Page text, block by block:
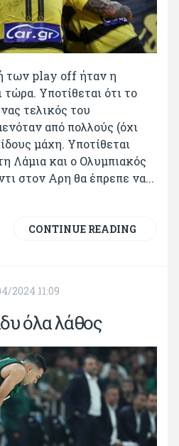
των play off ήταν η
Υποτίθεται ότι το
τελικός του
από πολλούς (όχι
μάχη. Υποτίθεται
Λάμια και ο Ολυμπιακός
στον Αρη θα έπρεπε να...
CONTINUE READING
2024 11:09
όλα λάθος